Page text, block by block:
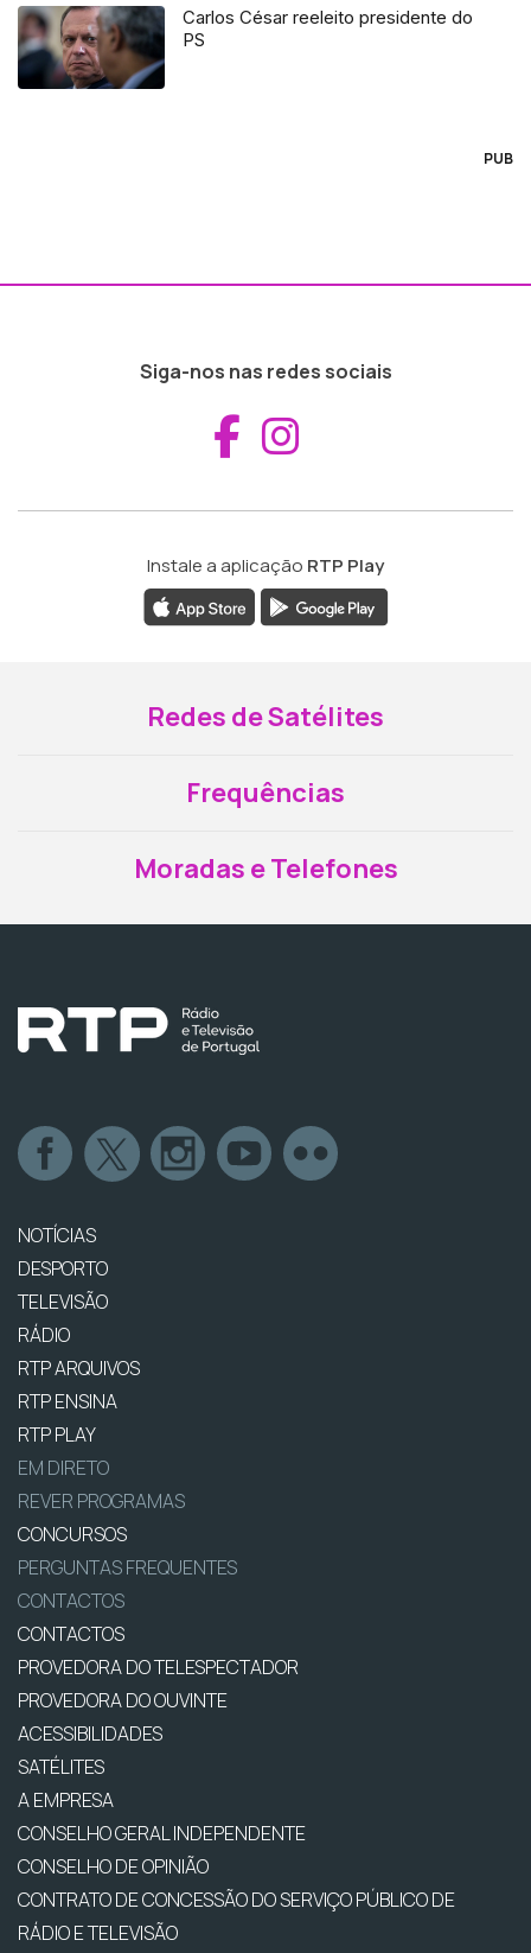
Carlos César reeleito presidente do
PS
PUB
Siga-nos nas redes sociais
Aceder ao
Instale a aplicação RTP Play
Redes de Satélites
Frequências
Moradas e Telefones
NOTÍCIAS
DESPORTO
TELEVISÃO
RÁDIO
RTP ARQUIVOS
RTP ENSINA
RTP PLAY
EM DIRETO
REVER PROGRAMAS
CONCURSOS
PERGUNTAS FREQUENTES
CONTACTOS
CONTACTOS
PROVEDORA DO TELESPECTADOR
PROVEDORA DO OUVINTE
ACESSIBILIDADES
SATÉLITES
A EMPRESA
CONSELHO GERAL INDEPENDENTE
CONSELHO DE OPINIÃO
CONTRATO DE CONCESSÃO DO SERVIÇO PÚBLICO DE
RÁDIO E TELEVISÃO